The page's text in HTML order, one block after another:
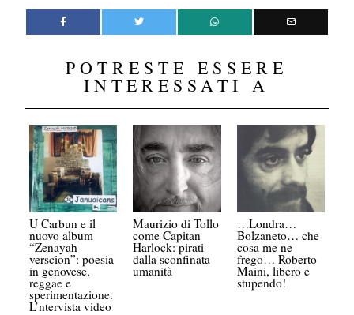
POTRESTE ESSERE
INTERESSATI A
U Carbun e il
nuovo album
“Zenayah
verscion”: poesia
in genovese,
reggae e
sperimentazione.
L’ntervista video
Maurizio di Tollo
come Capitan
Harlock: pirati
dalla sconfinata
umanità
…Londra…
Bolzaneto… che
cosa me ne
frego… Roberto
Maini, libero e
stupendo!